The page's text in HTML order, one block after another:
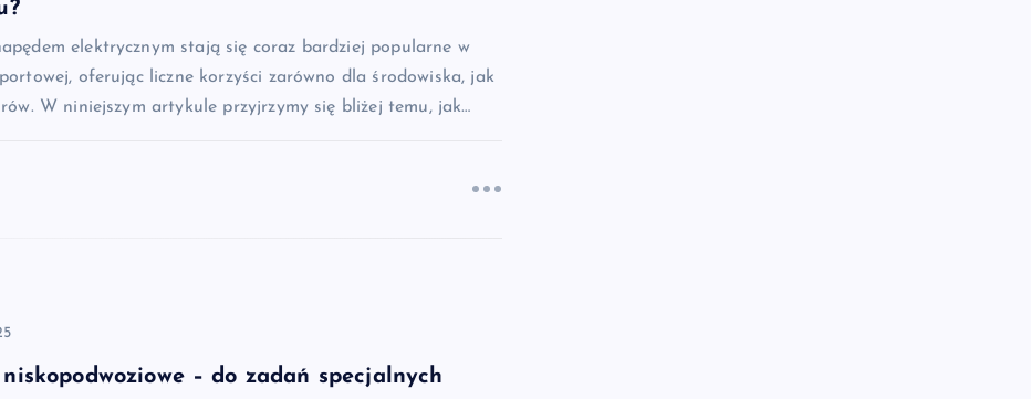
elektrycznym stają się coraz bardziej popularne w
oferując liczne korzyści zarówno dla środowiska, jak
W niniejszym artykule przyjrzymy się bliżej temu, jak…
– do zadań specjalnych